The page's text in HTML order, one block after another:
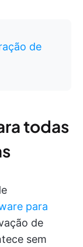
de
todas
para
de
sem